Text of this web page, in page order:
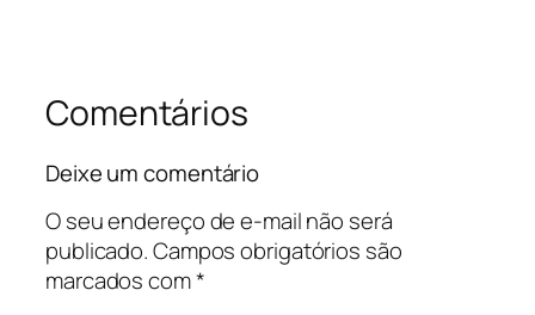
Comentários
Deixe um comentário
O seu endereço de e-mail não será
publicado.Campos obrigatórios são
marcados com*